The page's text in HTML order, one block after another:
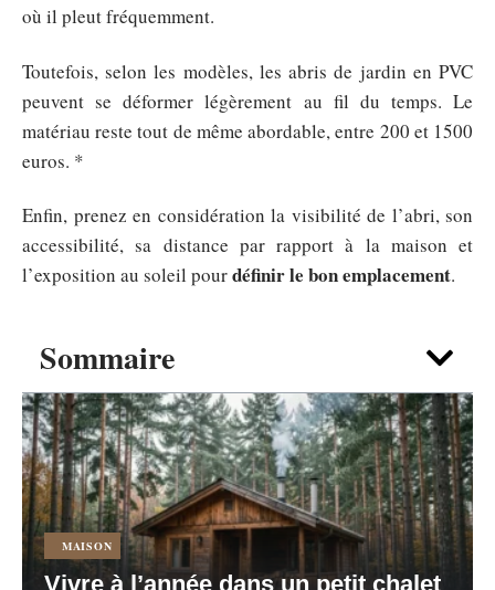
Sommaire
MAISON
Vivre à l’année dans un petit chalet
où il pleut fréquemment.
Toutefois, selon les modèles, les abris de jardin en PVC
peuvent se déformer légèrement au fil du temps. Le
matériau reste tout de même abordable, entre 200 et 1500
euros. *
Enfin, prenez en considération la visibilité de l’abri, son
accessibilité, sa distance par rapport à la maison et
l’exposition au soleil pourdéfinir le bon emplacement.